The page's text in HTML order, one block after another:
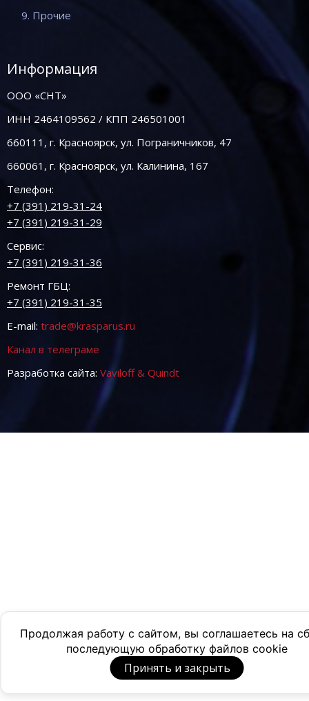
Продолжая работу с сайтом, вы соглашаетесь на
последующую обработку файлов cookie
Принять и закрыть
9. Прочие
Информация
ООО «СНТ»
ИНН 2464109562 / КПП 246501001
660111, г. Красноярск, ул. Пограничников, 47
660061, г. Красноярск, ул. Калинина, 167
Телефон:
+7 (391) 219-31-24
+7 (391) 219-31-29
Сервис:
+7 (391) 219-31-36
Ремонт ГБЦ:
+7 (391) 219-31-35
E-mail: trade@krasparus.ru
Канал в телеграме
Разработка сайта: Vaviloff & Quindt